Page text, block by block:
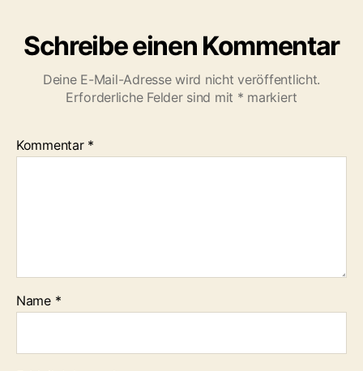
Schreibe einen Kommentar
Deine E-Mail-Adresse wird nicht veröffentlicht.
Erforderliche Felder sind mit * markiert
Kommentar *
Name *